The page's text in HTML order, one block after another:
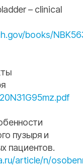
– clinical
books/
пузыря и
пациентов.
article/n/